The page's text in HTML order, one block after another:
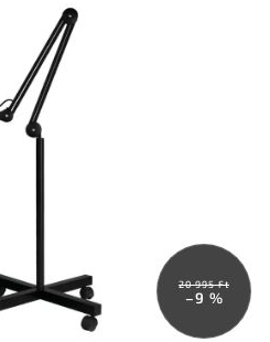
20 995 Ft
–9 %